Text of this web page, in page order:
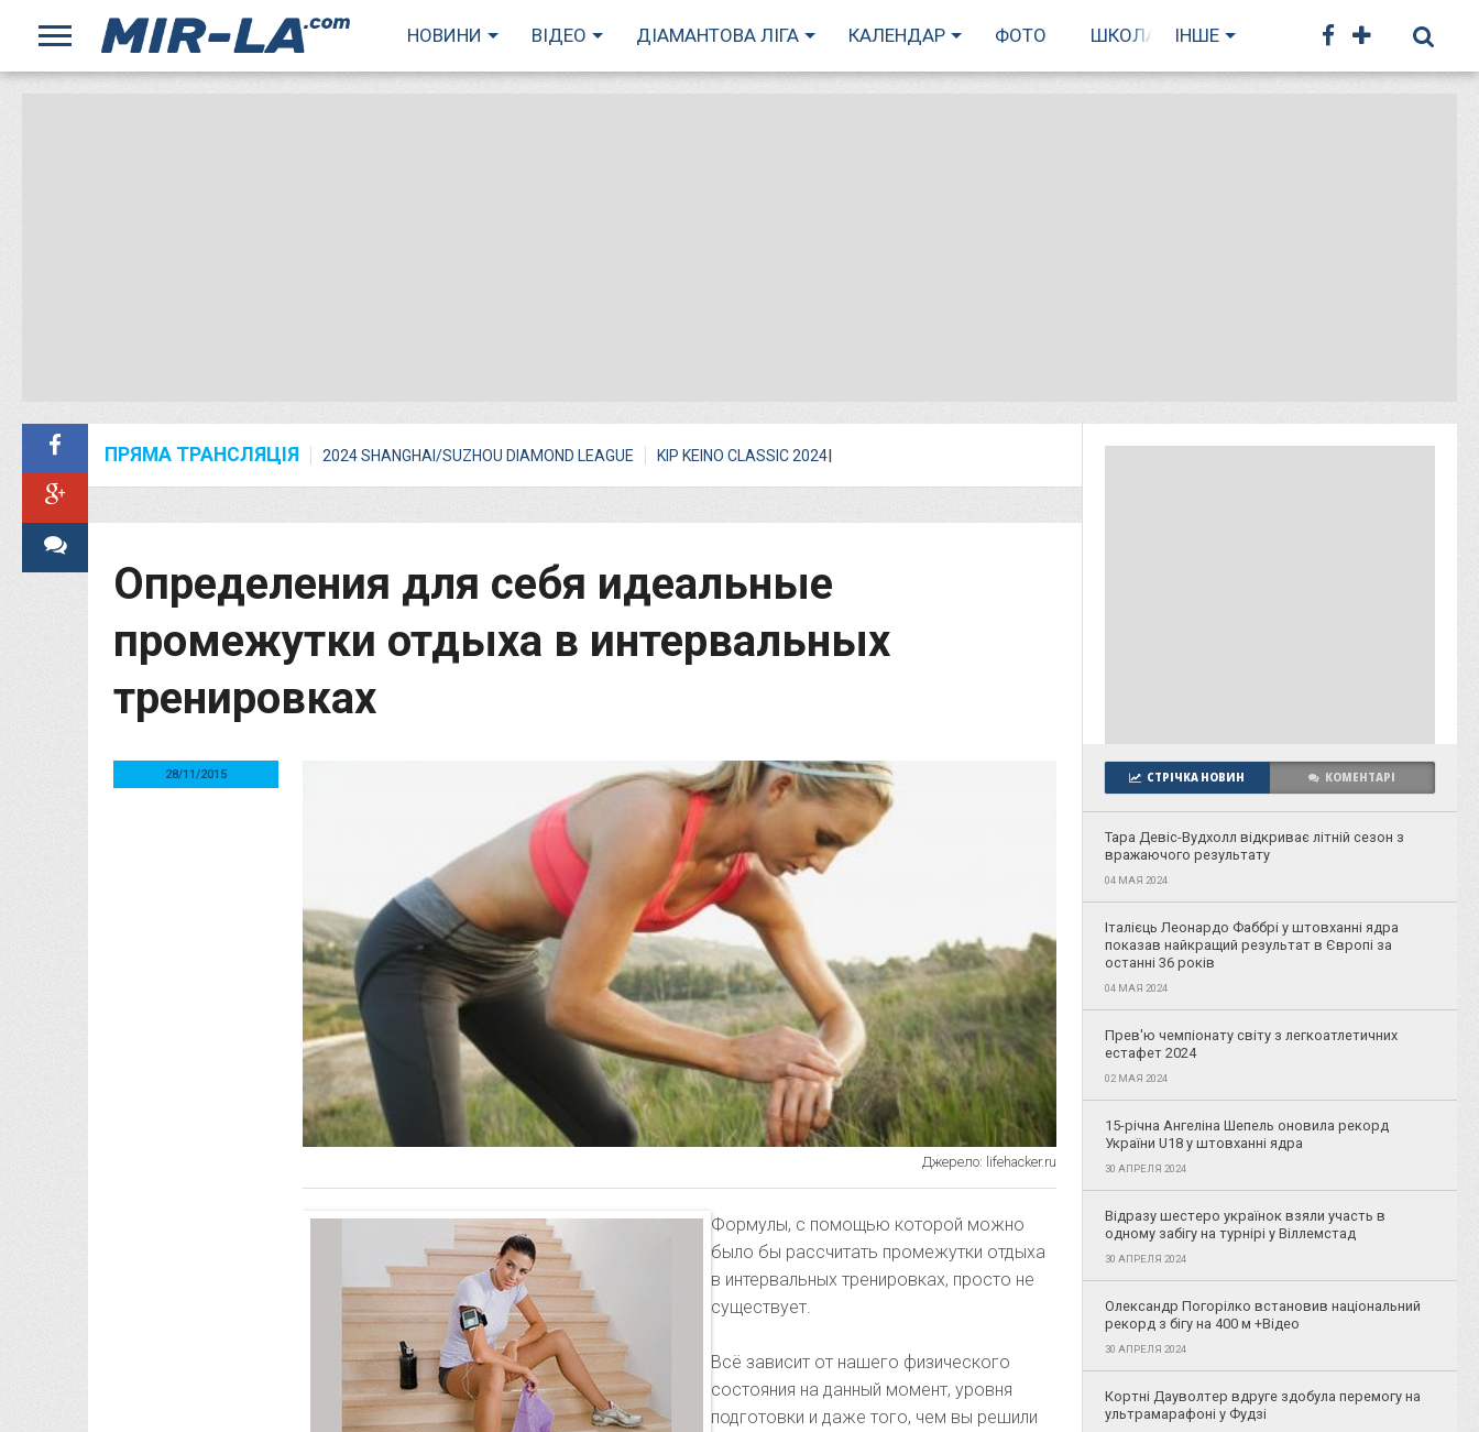
НОВИНИ ВІДЕО ДІАМАНТОВА ЛІГА КАЛЕНДАР ФОТО ШКОЛА БІГУ
ІНШЕ
ПРЯМА ТРАНСЛЯЦІЯ 2024 SHANGHAI/SUZHOU DIAMOND LEAGUE I
KIP KEINO CLASSIC 2024
Определения для себя идеальные
промежутки отдыха в интервальных
тренировках
Джерело: lifehacker.ru
Формулы, с помощью которой можно
было бы рассчитать промежутки отдыха
в интервальных тренировках, просто не
существует.
Всё зависит от нашего физического
состояния на данный момент, уровня
подготовки и даже того, чем вы решили
28/11/2015 СТРІЧКА НОВИН КОМЕНТАРІ
Тара Девіс-Вудхолл відкриває літній сезон з
вражаючого результату
04 МАЯ 2024
Італієць Леонардо Фаббрі у штовханні ядра
показав найкращий результат в Європі за
останні 36 років
04 МАЯ 2024
Прев'ю чемпіонату світу з легкоатлетичних
естафет 2024
02 МАЯ 2024
15-річна Ангеліна Шепель оновила рекорд
України U18 у штовханні ядра
30 АПРЕЛЯ 2024
Відразу шестеро українок взяли участь в
одному забігу на турнірі у Віллемстад
30 АПРЕЛЯ 2024
Олександр Погорілко встановив національний
рекорд з бігу на 400 м +Відео
30 АПРЕЛЯ 2024
Кортні Дауволтер вдруге здобула перемогу на
ультрамарафоні у Фудзі